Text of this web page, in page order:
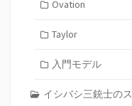
Ovation
Taylor
入門モデル
イシバシ三銃士の